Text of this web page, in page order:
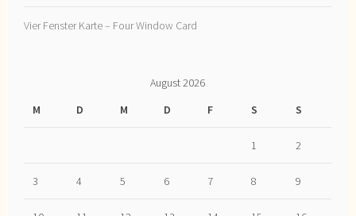
Vier Fenster Karte – Four Window Card
August 2026
M
D M D F S S
1 2
3 4 5 6 7 8 9